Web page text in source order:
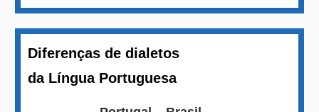
Diferenças de dialetos
da Língua Portuguesa